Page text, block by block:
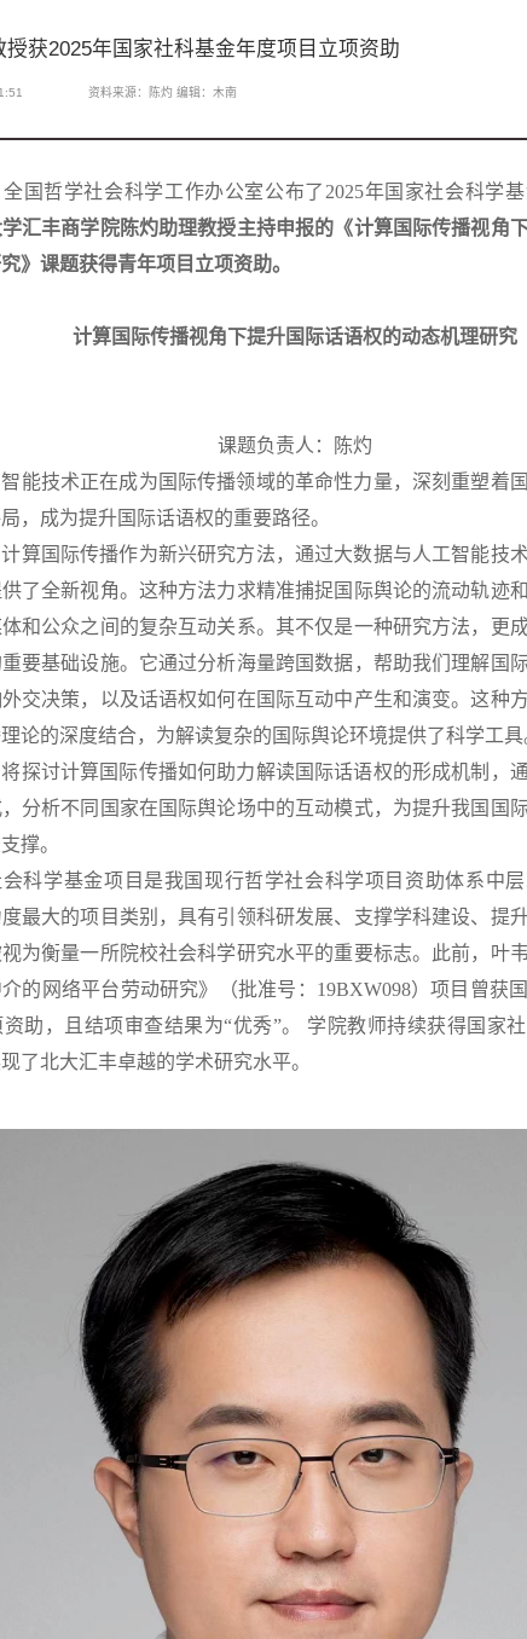
授获2025年国家社科基金年度项目立项资助
资料来源：陈灼 编辑：木南
国哲学社会科学工作办公室公布了2025年国家社会科学
汇丰商学院陈灼助理教授主持申报的《计算国际传播视角
》课题获得青年项目立项资助。
计算国际传播视角下提升国际话语权的动态机理研究
课题负责人：陈灼
能技术正在成为国际传播领域的革命性力量，深刻重塑着
，成为提升国际话语权的重要路径。
算国际传播作为新兴研究方法，通过大数据与人工智能技
了全新视角。这种方法力求精准捕捉国际舆论的流动轨迹
体和公众之间的复杂互动关系。其不仅是一种研究方法，更
要基础设施。它通过分析海量跨国数据，帮助我们理解国
交决策，以及话语权如何在国际互动中产生和演变。这种
论的深度结合，为解读复杂的国际舆论环境提供了科学工具
探讨计算国际传播如何助力解读国际话语权的形成机制，
分析不同国家在国际舆论场中的互动模式，为提升我国国
撑。
会科学基金项目是我国现行哲学社会科学项目资助体系中
最大的项目类别，具有引领科研发展、支撑学科建设、提
为衡量一所院校社会科学研究水平的重要标志。此前，叶
的网络平台劳动研究》（批准号：19BXW098）项目曾获
助，且结项审查结果为“优秀”。 学院教师持续获得国家
了北大汇丰卓越的学术研究水平。